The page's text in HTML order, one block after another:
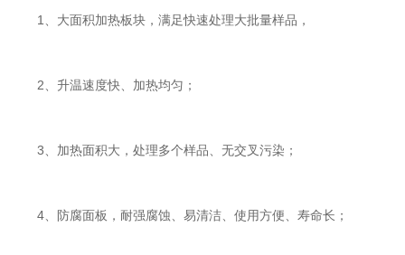
1、大面积加热板块，满足快速处理大批量样品，
2、升温速度快、加热均匀；
3、加热面积大，处理多个样品、无交叉污染；
4、防腐面板，耐强腐蚀、易清洁、使用方便、寿命长；